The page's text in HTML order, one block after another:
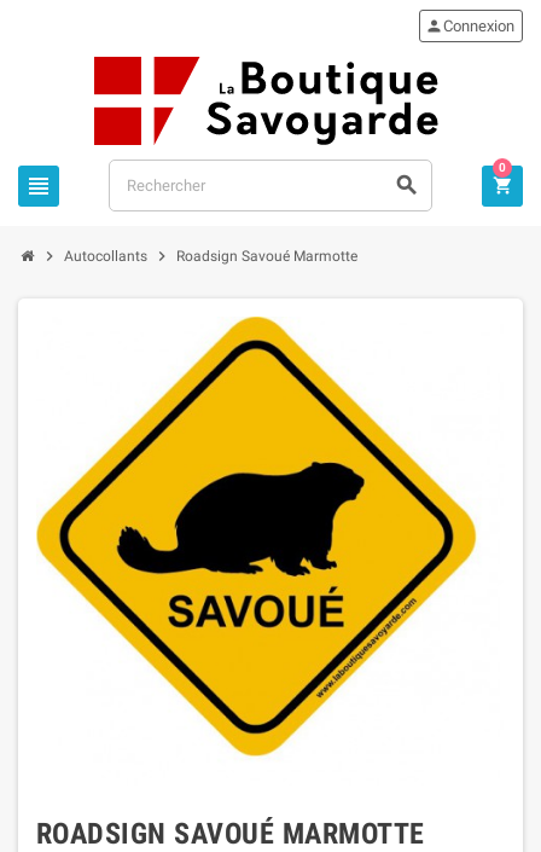
 
Connexion

0
 Autocollants  Roadsign Savoué Marmotte
ROADSIGN SAVOUÉ MARMOTTE